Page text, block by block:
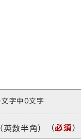
字中 0文字
数半角） （必須）